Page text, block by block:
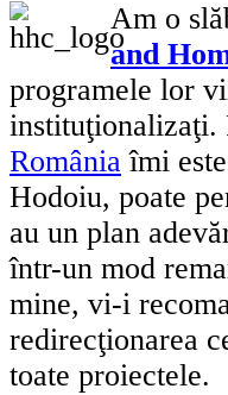
Am o
and
programele lor
instituţionalizaţi.
România îmi
Hodoiu, poate
au un plan
într-un mod
mine, vi-i
redirecţionarea
toate proiectele.